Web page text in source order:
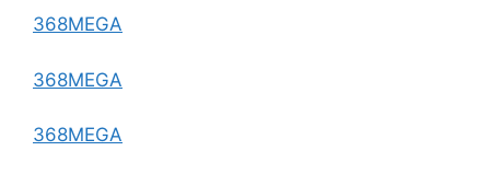
368MEGA
368MEGA
368MEGA